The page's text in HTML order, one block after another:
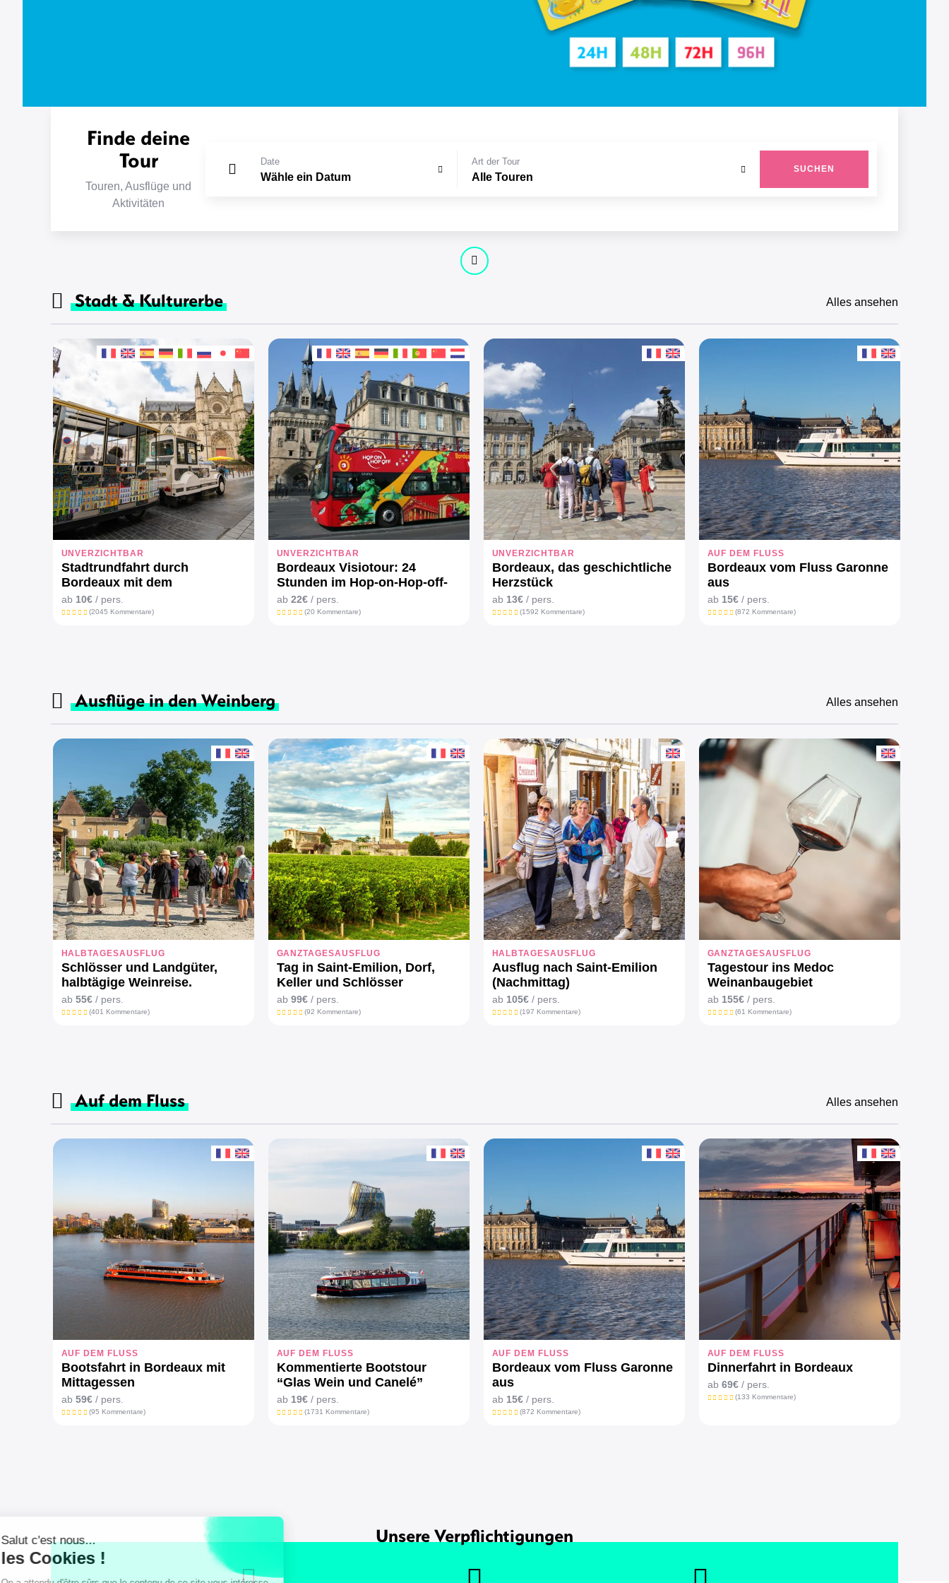
Finde deine
Tour
Touren, Ausflüge und
Aktivitäten
Date Art der Tour
SUCHEN
Stadt & Kulturerbe Alles ansehen
UNVERZICHTBAR
Stadtrundfahrt durch
Bordeaux mit dem
Touristenzug
ab 10€/ pers.
(2045 Kommentare)
UNVERZICHTBAR
Bordeaux Visiotour: 24
Stunden im Hop-on-Hop-off-
Bus
ab 22€/ pers.
(20 Kommentare)
UNVERZICHTBAR
Bordeaux, das geschichtliche
Herzstück
ab 13€/ pers.
(1592 Kommentare)
AUF DEM FLUSS
Bordeaux vom Fluss Garonne
aus
ab 15€/ pers.
(872 Kommentare)
Ausflüge in den Weinberg Alles ansehen
HALBTAGESAUSFLUG
Schlösser und Landgüter,
halbtägige Weinreise.
ab 55€/ pers.
(401 Kommentare)
GANZTAGESAUSFLUG
Tag in Saint-Emilion, Dorf,
Keller und Schlösser
ab 99€/ pers.
(92 Kommentare)
HALBTAGESAUSFLUG
Ausflug nach Saint-Emilion
(Nachmittag)
ab 105€/ pers.
(197 Kommentare)
GANZTAGESAUSFLUG
Tagestour ins Medoc
Weinanbaugebiet
ab 155€/ pers.
(61 Kommentare)
Auf dem Fluss Alles ansehen
AUF DEM FLUSS
Bootsfahrt in Bordeaux mit
Mittagessen
ab 59€/ pers.
(95 Kommentare)
AUF DEM FLUSS
Kommentierte Bootstour
“Glas Wein und Canelé”
ab 19€/ pers.
(1731 Kommentare)
AUF DEM FLUSS
Bordeaux vom Fluss Garonne
aus
ab 15€/ pers.
(872 Kommentare)
AUF DEM FLUSS
Dinnerfahrt in Bordeaux
ab 69€/ pers.
(133 Kommentare)
Unsere Verpflichtigungen